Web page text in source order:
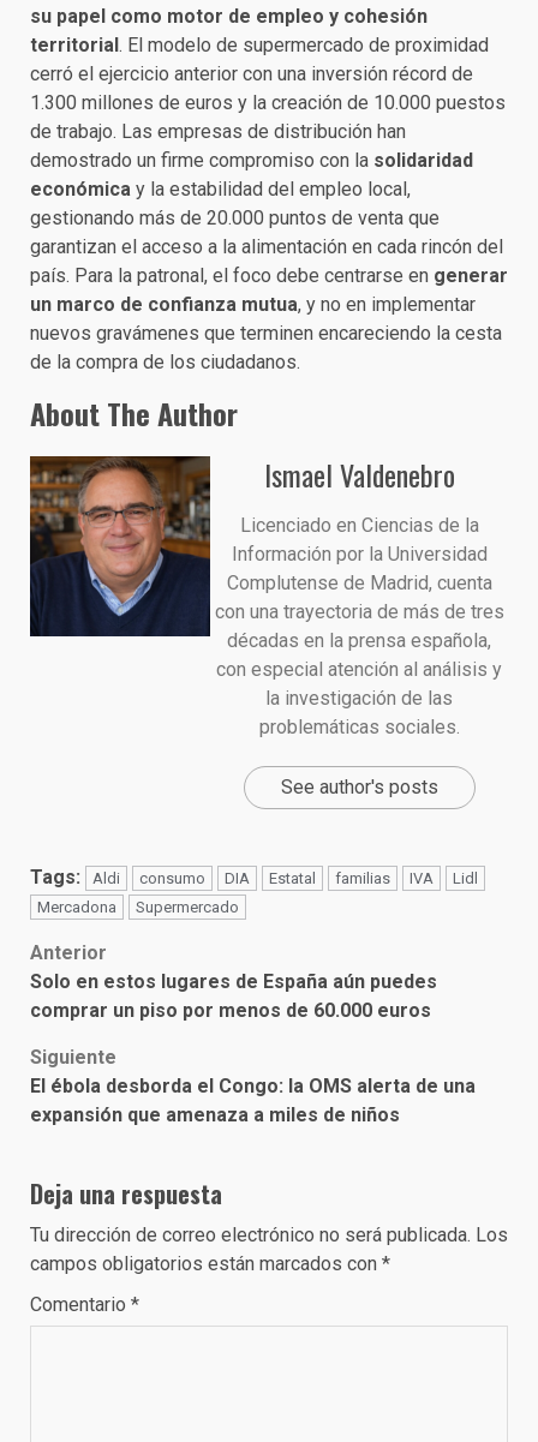
su papel como motor de empleo y cohesión
territorial. El modelo de supermercado de proximidad
cerró el ejercicio anterior con una inversión récord de
1.300 millones de euros y la creación de 10.000 puestos
de trabajo. Las empresas de distribución han
demostrado un firme compromiso con la solidaridad
económica y la estabilidad del empleo local,
gestionando más de 20.000 puntos de venta que
garantizan el acceso a la alimentación en cada rincón del
país. Para la patronal, el foco debe centrarse en generar
un marco de confianza mutua, y no en implementar
nuevos gravámenes que terminen encareciendo la cesta
de la compra de los ciudadanos.
About The Author
Ismael Valdenebro
Licenciado en Ciencias de la
Información por la Universidad
Complutense de Madrid, cuenta
con una trayectoria de más de tres
décadas en la prensa española,
con especial atención al análisis y
la investigación de las
problemáticas sociales.
See author's posts
Tags: Aldi consumo DIA Estatal familias IVA
Lidl
Mercadona
Supermercado
Post
navigation
Anterior
Solo en estos lugares de España aún puedes
comprar un piso por menos de 60.000 euros
Siguiente
El ébola desborda el Congo: la OMS alerta de una
expansión que amenaza a miles de niños
Deja una respuesta
Tu dirección de correo electrónico no será publicada. Los
campos obligatorios están marcados con *
Comentario *